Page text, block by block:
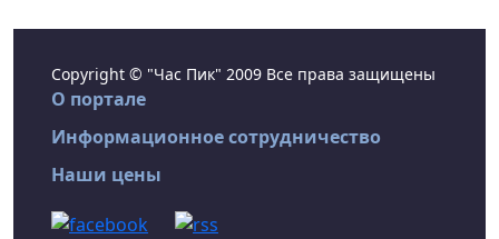
Copyright © "Час Пик" 2009 Все права защищены
О портале
Информационное сотрудничество
Наши цены